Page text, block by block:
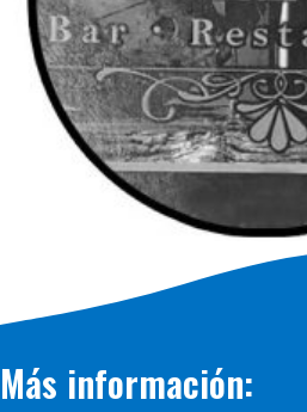
Más información: